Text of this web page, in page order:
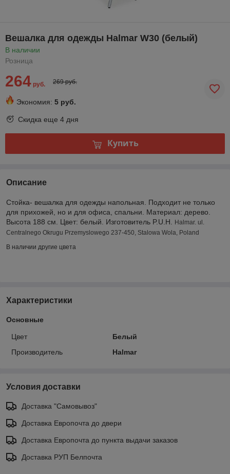
Вешалка для одежды Halmar W30 (белый)
В наличии
Розница
264 руб. 269 руб.
Экономия: 5 руб.
Скидка еще 4 дня
Купить
Описание
Стойка- вешалка для одежды напольная. Подходит не только
для прихожей, но и для офиса, спальни. Материал: дерево.
Высота 188 см. Цвет: белый. Изготовитель P.U.H.
Halmar. ul.
Centralnego Okrugu Przemyslowego 237-450, Stalowa Wola, Poland
В наличии другие цвета
Характеристики
Основные
Цвет
Белый
Производитель
Halmar
Условия доставки
Доставка "Самовывоз"
Доставка Европочта до двери
Доставка Европочта до пункта выдачи заказов
Доставка РУП Белпочта